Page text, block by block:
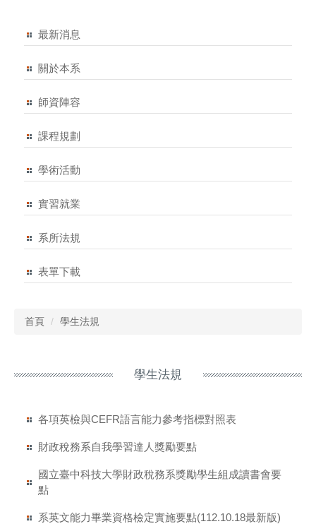
最新消息
關於本系
師資陣容
課程規劃
學術活動
實習就業
系所法規
表單下載
首頁 學生法規
學生法規
各項英檢與CEFR語言能力參考指標對照表
財政稅務系自我學習達人獎勵要點
國立臺中科技大學財政稅務系獎勵學生組成讀書會要
點
系英文能力畢業資格檢定實施要點(112.10.18最新版)